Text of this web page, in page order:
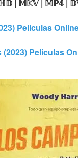
| 𝕄𝕂𝕍 | 𝕄ℙ𝟜 |
Peliculas
Peliculas